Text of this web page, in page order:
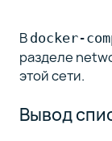
В docker-
разделе
этой сети.
Вывод